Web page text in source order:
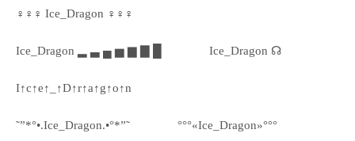
♀♀♀ Ice_Dragon ♀♀♀
Ice_Dragon ▂ ▃ ▄ ▅ ▆ ▇ █ Ice_Dragon ☊
I↑c↑e↑_↑D↑r↑a↑g↑o↑n
˜”*°•.Ice_Dragon.•°*”˜ °°°«Ice_Dragon»°°°